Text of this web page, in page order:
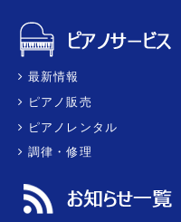
最新情報
ピアノ販売
ピアノレンタル
調律・修理